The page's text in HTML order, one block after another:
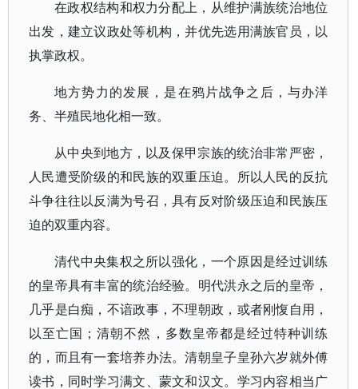
在政权结构和权力分配上，从维护满族统治地位
出发，建立议政处等机构，并优先选用满族官员，以
执掌政权。
地方势力的发展，是在鸦片战争之后，与办洋
务、半殖民地化相一致。
从中央到地方，以及保甲宗族的统治非常严密，
人民遭受阶级的和民族的双重压迫。所以人民的反抗
斗争往往以反满为号召，具有反对阶级压迫和民族压
迫的双重内容。
清代中央集权之所以强化，一个原因是经过训练
的皇帝具有丰富的统治经验。明代洪永之后的皇帝，
几乎是白痴，不谙政事，不理朝政，或者刚愎自用，
以至亡国；清朝不然，多数皇帝都是经过特种训练
的，而且有一套培养办法。清朝皇子皇孙六岁就外傅
读书，同时学习满文、蒙文和汉文。学习内容相当广